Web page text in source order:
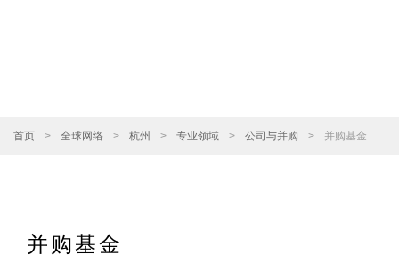
首页 > 全球网络 > 杭州 > 专业领域 > 公司与并购 > 并购基金
并购基金